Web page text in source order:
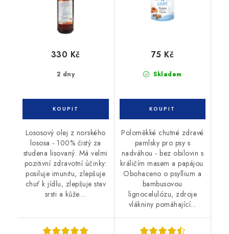
2 dny
330 Kč
Lososový olej z norského
lososa - 100% čistý za
studena lisovaný. Má velmi
pozitivní zdravotní účinky:
posiluje imunitu, zlepšuje
chuť k jídlu, zlepšuje stav
srsti a kůže....
Skladem
75 Kč
Poloměkké chutné zdravé
pamlsky pro psy s
nadváhou - bez obilovin s
králičím masem a papájou.
Obohaceno o psyllium a
bambusovou
lignocelulózu, zdroje
vlákniny pomáhající...